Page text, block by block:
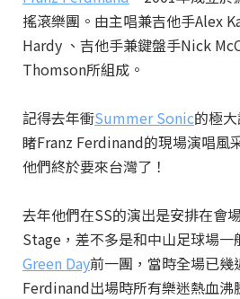
搖滾樂團。由主唱兼吉他手Alex
Hardy 、吉他手兼鍵盤手Nick
Thomson所組成。
記得去年衝Summer Sonic的極
睹Franz Ferdinand的現場演唱風
他們終於要來台灣了！
去年他們在SS的演出是安排在會
Stage，差不多是和中山足球場
Green Day前一團，當時全場已幾
Ferdinand出場時所有樂迷熱血沸